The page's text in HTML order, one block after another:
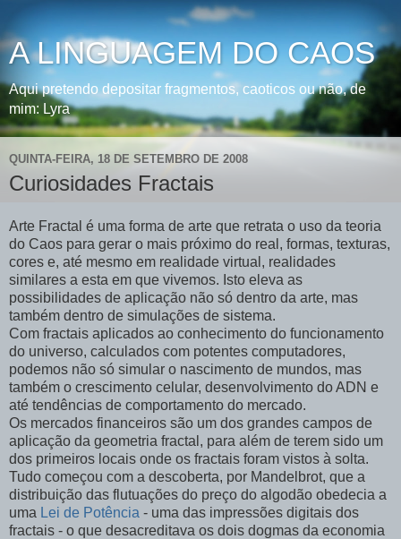
A LINGUAGEM DO CAOS
Aqui pretendo depositar fragmentos, caoticos ou não, de
mim: Lyra
QUINTA-FEIRA, 18 DE SETEMBRO DE 2008
Curiosidades Fractais
Arte Fractal é uma forma de arte que retrata o uso da teoria
do Caos para gerar o mais próximo do real, formas, texturas,
cores e, até mesmo em realidade virtual, realidades
similares a esta em que vivemos. Isto eleva as
possibilidades de aplicação não só dentro da arte, mas
também dentro de simulações de sistema.
Com fractais aplicados ao conhecimento do funcionamento
do universo, calculados com potentes computadores,
podemos não só simular o nascimento de mundos, mas
também o crescimento celular, desenvolvimento do ADN e
até tendências de comportamento do mercado.
Os mercados financeiros são um dos grandes campos de
aplicação da geometria fractal, para além de terem sido um
dos primeiros locais onde os fractais foram vistos à solta.
Tudo começou com a descoberta, por Mandelbrot, que a
distribuição das flutuações do preço do algodão obedecia a
uma Lei de Potência - uma das impressões digitais dos
fractais - o que desacreditava os dois dogmas da economia